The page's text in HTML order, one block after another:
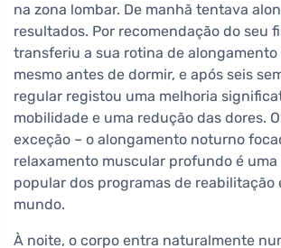
na zona lombar. De manhã tentava
resultados. Por recomendação do seu
transferiu a sua rotina de alongamento
mesmo antes de dormir, e após seis
regular registou uma melhoria
mobilidade e uma redução das dores.
exceção – o alongamento noturno
relaxamento muscular profundo é
popular dos programas de reabilitação
mundo.
À noite, o corpo entra naturalmente